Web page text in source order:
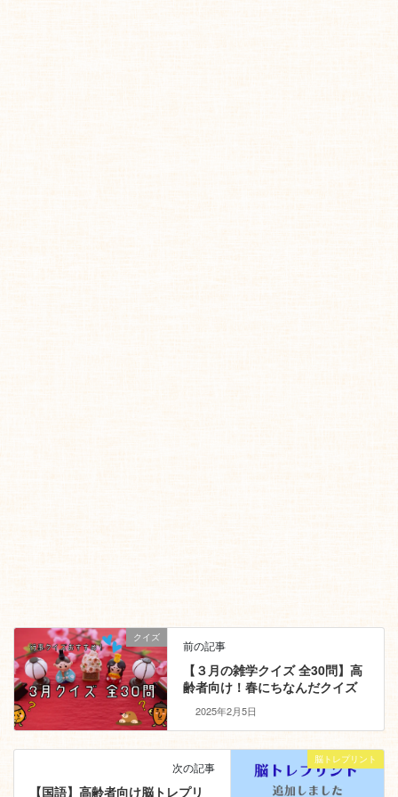
クイズ
前の記事
【３月の雑学クイズ 全30問】高
齢者向け！春にちなんだクイズ
2025年2月5日
脳トレプリント
次の記事
【国語】高齢者向け脳トレプリ